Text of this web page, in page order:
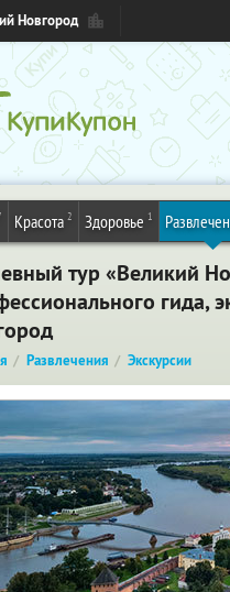
Новгород
Красота 2 Здоровье 1
тур «Великий
гида,
Развлечения Экскурсии